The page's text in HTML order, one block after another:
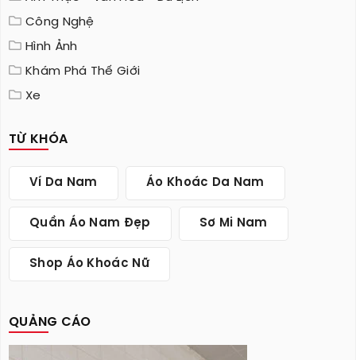
Công Nghệ
Hình Ảnh
Khám Phá Thế Giới
Xe
TỪ KHÓA
Ví Da Nam Áo Khoác Da Nam
Quần Áo Nam Đẹp Sơ Mi Nam
Shop Áo Khoác Nữ
QUẢNG CÁO